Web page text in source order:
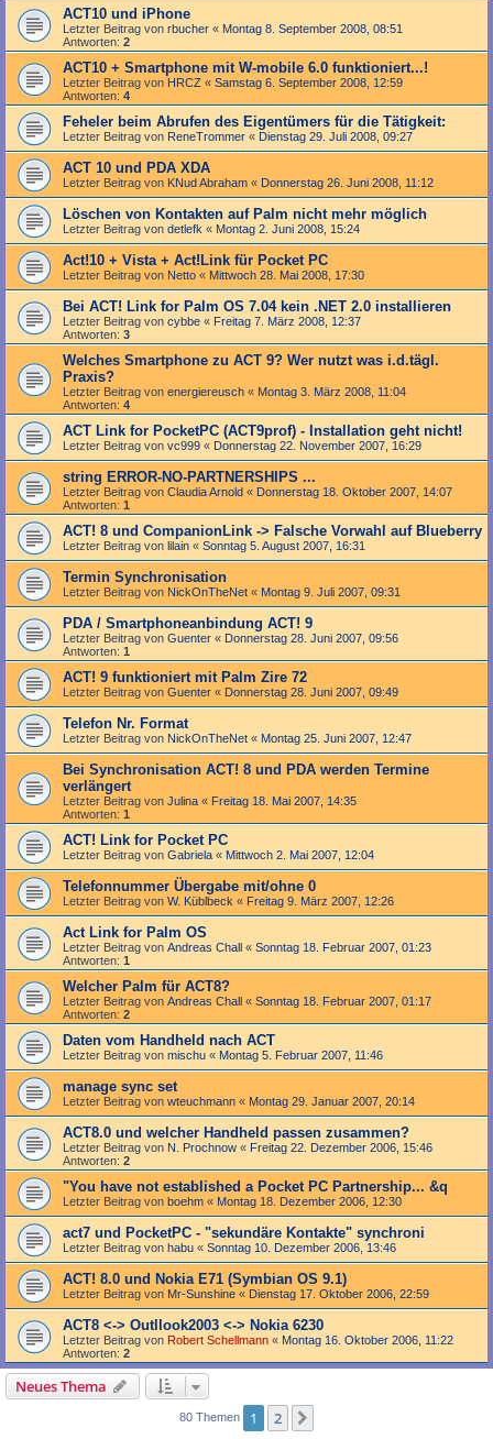
ACT10 und iPhone
Letzter Beitrag von rbucher « Montag 8. September 2008, 08:51
Antworten: 2
ACT10 + Smartphone mit W-mobile 6.0 funktioniert...!
Letzter Beitrag von HRCZ « Samstag 6. September 2008, 12:59
Antworten: 4
Feheler beim Abrufen des Eigentümers für die Tätigkeit:
Letzter Beitrag von ReneTrommer « Dienstag 29. Juli 2008, 09:27
ACT 10 und PDA XDA
Letzter Beitrag von KNud Abraham « Donnerstag 26. Juni 2008, 11:12
Löschen von Kontakten auf Palm nicht mehr möglich
Letzter Beitrag von detlefk « Montag 2. Juni 2008, 15:24
Act!10 + Vista + Act!Link für Pocket PC
Letzter Beitrag von Netto « Mittwoch 28. Mai 2008, 17:30
Bei ACT! Link for Palm OS 7.04 kein .NET 2.0 installieren
Letzter Beitrag von cybbe « Freitag 7. März 2008, 12:37
Antworten: 3
Welches Smartphone zu ACT 9? Wer nutzt was i.d.tägl.
Praxis?
Letzter Beitrag von energiereusch « Montag 3. März 2008, 11:04
Antworten: 4
ACT Link for PocketPC (ACT9prof) - Installation geht nicht!
Letzter Beitrag von vc999 « Donnerstag 22. November 2007, 16:29
string ERROR-NO-PARTNERSHIPS ...
Letzter Beitrag von Claudia Arnold « Donnerstag 18. Oktober 2007, 14:07
Antworten: 1
ACT! 8 und CompanionLink -> Falsche Vorwahl auf Blueberry
Letzter Beitrag von lilain « Sonntag 5. August 2007, 16:31
Termin Synchronisation
Letzter Beitrag von NickOnTheNet « Montag 9. Juli 2007, 09:31
PDA / Smartphoneanbindung ACT! 9
Letzter Beitrag von Guenter « Donnerstag 28. Juni 2007, 09:56
Antworten: 1
ACT! 9 funktioniert mit Palm Zire 72
Letzter Beitrag von Guenter « Donnerstag 28. Juni 2007, 09:49
Telefon Nr. Format
Letzter Beitrag von NickOnTheNet « Montag 25. Juni 2007, 12:47
Bei Synchronisation ACT! 8 und PDA werden Termine
verlängert
Letzter Beitrag von Julina « Freitag 18. Mai 2007, 14:35
Antworten: 1
ACT! Link for Pocket PC
Letzter Beitrag von Gabriela « Mittwoch 2. Mai 2007, 12:04
Telefonnummer Übergabe mit/ohne 0
Letzter Beitrag von W. Küblbeck « Freitag 9. März 2007, 12:26
Act Link for Palm OS
Letzter Beitrag von Andreas Chall « Sonntag 18. Februar 2007, 01:23
Antworten: 1
Welcher Palm für ACT8?
Letzter Beitrag von Andreas Chall « Sonntag 18. Februar 2007, 01:17
Antworten: 2
Daten vom Handheld nach ACT
Letzter Beitrag von mischu « Montag 5. Februar 2007, 11:46
manage sync set
Letzter Beitrag von wteuchmann « Montag 29. Januar 2007, 20:14
ACT8.0 und welcher Handheld passen zusammen?
Letzter Beitrag von N. Prochnow « Freitag 22. Dezember 2006, 15:46
Antworten: 2
"You have not established a Pocket PC Partnership... &q
Letzter Beitrag von boehm « Montag 18. Dezember 2006, 12:30
act7 und PocketPC - "sekundäre Kontakte" synchroni
Letzter Beitrag von habu « Sonntag 10. Dezember 2006, 13:46
ACT! 8.0 und Nokia E71 (Symbian OS 9.1)
Letzter Beitrag von Mr-Sunshine « Dienstag 17. Oktober 2006, 22:59
ACT8 <-> Outllook2003 <-> Nokia 6230
Letzter Beitrag von Robert Schellmann « Montag 16. Oktober 2006, 11:22
Antworten: 2
Neues Thema
80 Themen 1 2